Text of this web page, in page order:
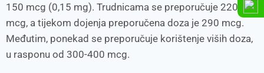
150 mcg (0,15 mg). Trudnicama se preporučuje 220
mcg, a tijekom dojenja preporučena doza je 290 mcg.
Međutim, ponekad se preporučuje korištenje viših doza,
u rasponu od 300-400 mcg.